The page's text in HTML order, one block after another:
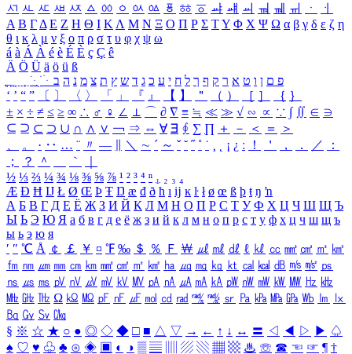
ㅺ ㅻ ㅼ ㅽ ㅾ ㅿ ㆀ ㆁ ㆂ ㆃ ㆄ ㆅ ㆆ ㆇ ㆈ ㆉ ㆊ ㆋ ㆌ ㆍ
ㆎ
Α Β ΓΔ Ε Ζ Η Θ Ι ΚΛ Μ Ν Ξ Ο Π Ρ Σ ΤΥ Φ Χ Ψ Ω α β γ δ ε ζ η
θ ι κ λ μ ν ξ ο π ρ σ τ υ φ χ ψ ω
á à Á À é è É È ç Ç ê
Ä Ö Ü ä ö ü ß
ִֶֹ ֻּ ׁׂ פ ם ן ו ט א ר ק ף ך ל ח י ע כ ג ד ש ץ ת צ מ נ ה ב
‘ ’ “ ” 〔 〕 〈 〉 「 」 『 』 【 】 ＂ （ ） ［ ］ ｛ ｝
± × ÷ ≠ ≤ ≥ ∞ ∴ ♂ ♀ ∠ ⊥ ⌒ ∂ ∇ ≡ ≒ ≪ ≫ √ ∽ ∝ ∵ ∫ ∬ ∈ ∋
⊆ ⊇ ⊂ ⊃ ∪ ∩ ∧ ∨ ￢ ⇒ ⇔ ∀ ∃ ∮ ∑ ∏ ＋ － ＜ ＝
＞
、
。 · ‥ … ¨ 〃 ― ＼ ∼ ´ ～ ˇ ˘ ˝ ˚ ˙ ¸ ¡ ¿ ː ！ ＇ ， ． ／
：
；
？ ＾ ｀
½ ⅓ ⅔ ¼ ¾ ⅛ ⅜ ⅝ ⅞ ¹ ² ³ ⁴ ⁿ ₁ ₂ ₃ ₄
Æ Ð Ħ Ĳ Ł Ø Œ Þ Ŧ Ŋ æ đ ð ħ ı ĳ ĸ ŀ ł ø œ ß þ ŧ ŋ ŉ
А Б В Г Д Е Ё Ж З И Й К Л М Н О П Р С Т У Ф Х Ц Ч Ш Щ Ъ
Ы Ь Э Ю Я а б в г д е ё ж з и й к л м н о п р с т у ф х ц ч ш щ ъ
ы ь э ю я
′ ″ ℃ Å ￠ ￡ ￥ ¤ ℉ ‰ ＄ ％ Ｆ ￦ ㎕ ㎖ ㎗ ℓ ㎘ ㏄ ㎣ ㎤ ㎥ ㎦
㎙ ㎚ ㎛ ㎜ ㎝ ㎞ ㎟ ㎠ ㎡ ㎢ ㏊ ㎍ ㎎ ㎏ ㏏ ㎈ ㎉ ㏈ ㎧ ㎨ ㎰
㎱ ㎲ ㎳ ㎴ ㎵ ㎶ ㎷ ㎸ ㎹ ㎀ ㎁ ㎂ ㎃ ㎄ ㎺ ㎻ ㎽ ㎾ ㎿ ㎐ ㎑
㎒ ㎓ ㎔ Ω ㏀ ㏁ ㎊ ㎋ ㎌ ㏖ ㏅ ㎭ ㎮ ㎯ ㏛ ㎩ ㎪ ㎫ ㎬ ㏝ ㏐
㏓
㏃ ㏉ ㏜ ㏆
§ ※ ☆ ★ ○ ● ◎ ◇ ◆ □ ■ △ ▽ → ← ↑ ↓ ↔ 〓 ◁ ◀ ▷ ▶ ♤
♠ ♡ ♥ ♧ ♣ ⊙ ◈ ▣ ◐ ◑ ▒ ▤ ▨ ▧ ▦ ▩ ♨ ☏ ☎ ☜ ☞ ¶ †